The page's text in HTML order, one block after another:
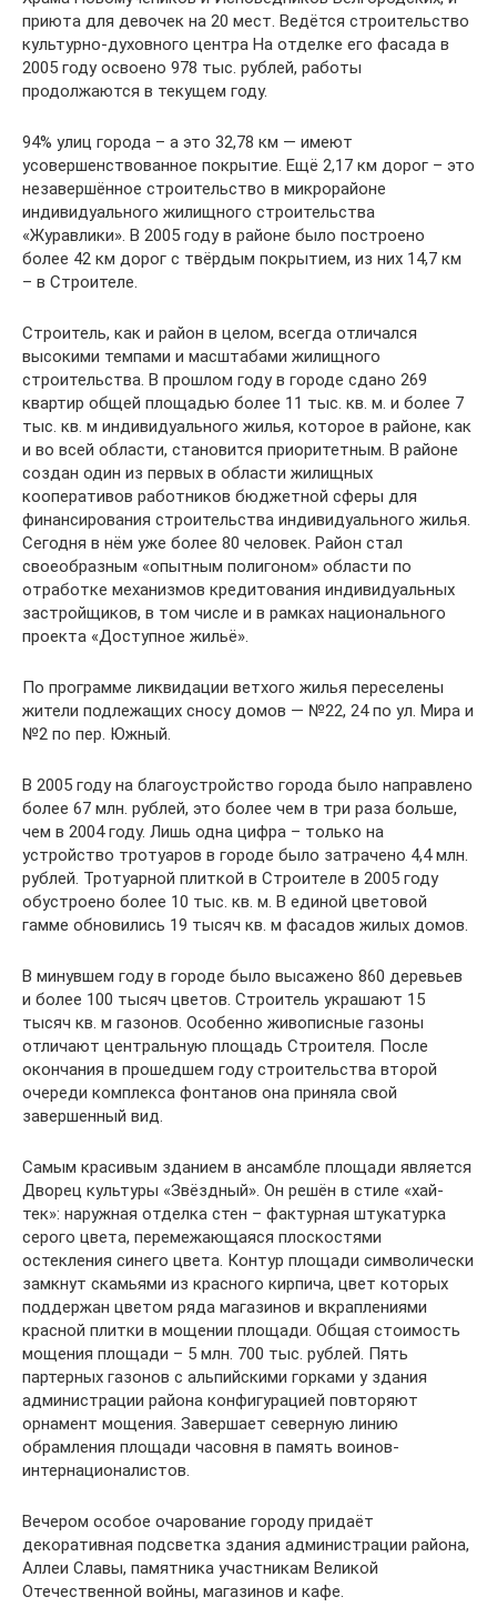
приюта для девочек на 20 мест. Ведётся строительство
культурно-духовного центра На отделке его фасада в
2005 году освоено 978 тыс. рублей, работы
продолжаются в текущем году.
94% улиц города – а это 32,78 км — имеют
усовершенствованное покрытие. Ещё 2,17 км дорог – это
незавершённое строительство в микрорайоне
индивидуального жилищного строительства
«Журавлики». В 2005 году в районе было построено
более 42 км дорог с твёрдым покрытием, из них 14,7 км
– в Строителе.
Строитель, как и район в целом, всегда отличался
высокими темпами и масштабами жилищного
строительства. В прошлом году в городе сдано 269
квартир общей площадью более 11 тыс. кв. м. и более 7
тыс. кв. м индивидуального жилья, которое в районе, как
и во всей области, становится приоритетным. В районе
создан один из первых в области жилищных
кооперативов работников бюджетной сферы для
финансирования строительства индивидуального жилья.
Сегодня в нём уже более 80 человек. Район стал
своеобразным «опытным полигоном» области по
отработке механизмов кредитования индивидуальных
застройщиков, в том числе и в рамках национального
проекта «Доступное жильё».
По программе ликвидации ветхого жилья переселены
жители подлежащих сносу домов — №22, 24 по ул. Мира и
№2 по пер. Южный.
В 2005 году на благоустройство города было направлено
более 67 млн. рублей, это более чем в три раза больше,
чем в 2004 году. Лишь одна цифра – только на
устройство тротуаров в городе было затрачено 4,4 млн.
рублей. Тротуарной плиткой в Строителе в 2005 году
обустроено более 10 тыс. кв. м. В единой цветовой
гамме обновились 19 тысяч кв. м фасадов жилых домов.
В минувшем году в городе было высажено 860 деревьев
и более 100 тысяч цветов. Строитель украшают 15
тысяч кв. м газонов. Особенно живописные газоны
отличают центральную площадь Строителя. После
окончания в прошедшем году строительства второй
очереди комплекса фонтанов она приняла свой
завершенный вид.
Самым красивым зданием в ансамбле площади является
Дворец культуры «Звёздный». Он решён в стиле «хай-
тек»: наружная отделка стен – фактурная штукатурка
серого цвета, перемежающаяся плоскостями
остекления синего цвета. Контур площади символически
замкнут скамьями из красного кирпича, цвет которых
поддержан цветом ряда магазинов и вкраплениями
красной плитки в мощении площади. Общая стоимость
мощения площади – 5 млн. 700 тыс. рублей. Пять
партерных газонов с альпийскими горками у здания
администрации района конфигурацией повторяют
орнамент мощения. Завершает северную линию
обрамления площади часовня в память воинов-
интернационалистов.
Вечером особое очарование городу придаёт
декоративная подсветка здания администрации района,
Аллеи Славы, памятника участникам Великой
Отечественной войны, магазинов и кафе.